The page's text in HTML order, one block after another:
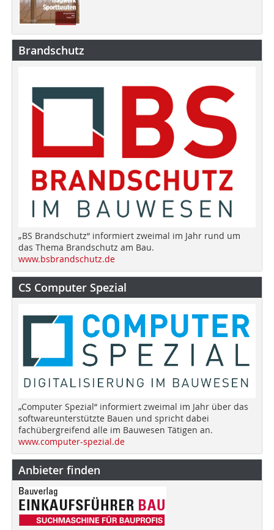
Brandschutz
„BS Brandschutz“ informiert zweimal im Jahr rund um
das Thema Brandschutz am Bau.
www.bsbrandschutz.de
CS Computer Spezial
„Computer Spezial“ informiert zweimal im Jahr über das
softwareunterstützte Bauen und spricht dabei
fachübergreifend alle im Bauwesen Tätigen an.
www.computer-spezial.de
Anbieter finden